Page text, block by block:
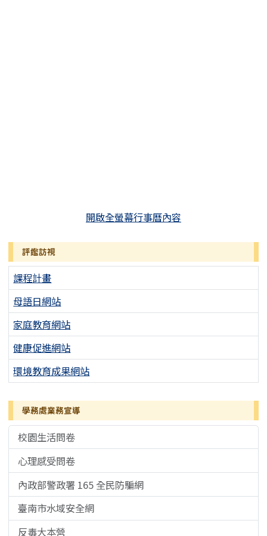
開啟全螢幕行事曆內容
評鑑訪視
課程計畫
母語日網站
家庭教育網站
健康促進網站
環境教育成果網站
學務處業務宣導
校園生活問卷
心理感受問卷
內政部警政署 165 全民防騙網
臺南市水域安全網
反毒大本營